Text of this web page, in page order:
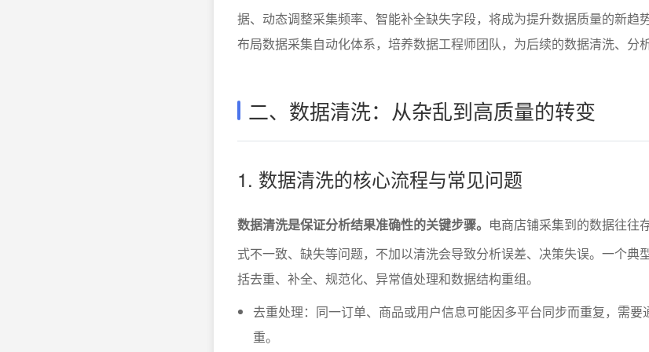
据、动态调整采集频率、智能补全缺失字段，将成为提升数据质量的新趋
布局数据采集自动化体系，培养数据工程师团队，为后续的数据清洗、分
二、数据清洗：从杂乱到高质量的转变
1. 数据清洗的核心流程与常见问题
数据清洗是保证分析结果准确性的关键步骤。 电商店铺采集到的数据往往
式不一致、缺失等问题，不加以清洗会导致分析误差、决策失误。一个典
括去重、补全、规范化、异常值处理和数据结构重组。
去重处理：同一订单、商品或用户信息可能因多平台同步而重复，需要
重。